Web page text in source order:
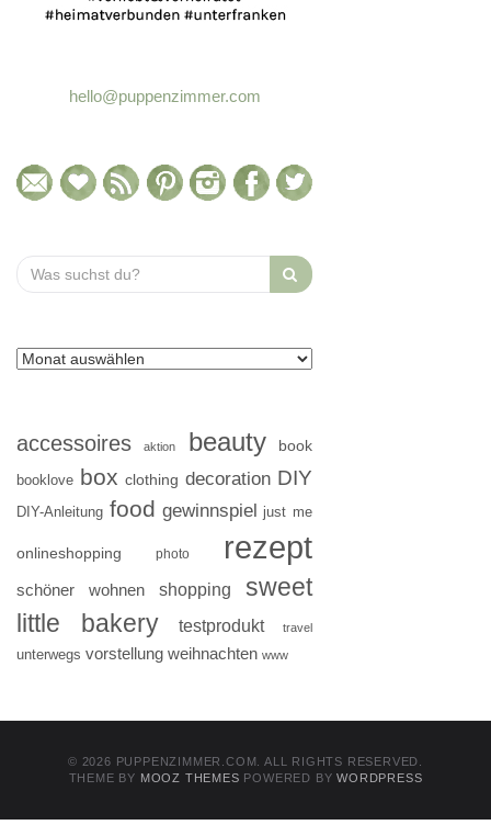
hello@puppenzimmer.com
Search
for:
accessoires aktion beauty book
booklove box clothing decoration DIY
DIY-Anleitung food gewinnspiel just me
onlineshopping photo rezept
schöner wohnen shopping
sweet
little bakery
testprodukt travel
unterwegs vorstellung weihnachten www
© 2026 PUPPENZIMMER.COM. ALL RIGHTS RESERVED.
THEME BY MOOZ THEMES POWERED BYWORDPRESS